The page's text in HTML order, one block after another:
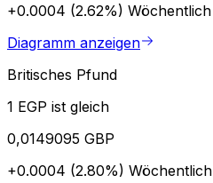
+0.0004 (2.62%) Wöchentlich
Diagramm anzeigen
Britisches Pfund
1 EGP ist gleich
0,0149095 GBP
+0.0004 (2.80%) Wöchentlich